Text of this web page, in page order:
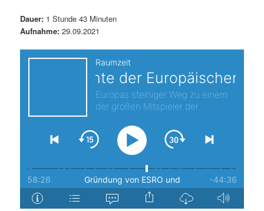
i
n
p
g
n
Dauer: 1 Stunde 43 Minuten
Aufnahme: 29.09.2021